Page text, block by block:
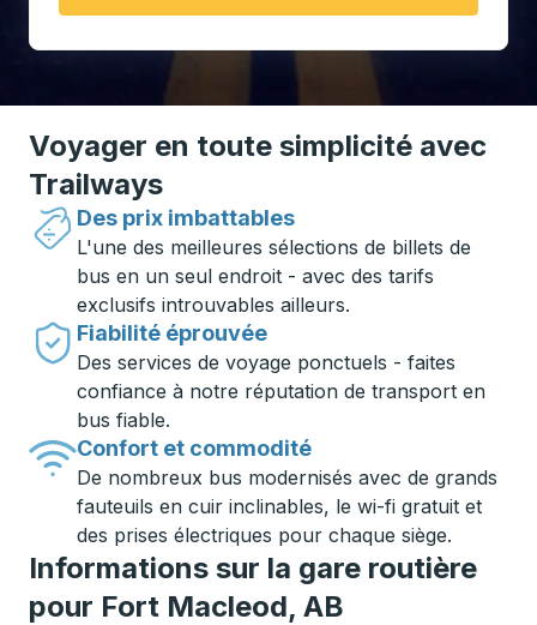
Voyager en toute simplicité avec
Trailways
Des prix imbattables
L'une des meilleures sélections de billets de
bus en un seul endroit - avec des tarifs
exclusifs introuvables ailleurs.
Fiabilité éprouvée
Des services de voyage ponctuels - faites
confiance à notre réputation de transport en
bus fiable.
Confort et commodité
De nombreux bus modernisés avec de grands
fauteuils en cuir inclinables, le wi-fi gratuit et
des prises électriques pour chaque siège.
Informations sur la gare routière
pour Fort Macleod, AB